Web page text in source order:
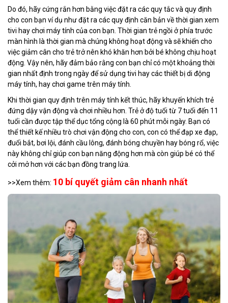
Do đó, hãy cứng rắn hơn bằng việc đặt ra các quy tắc và quy định
cho con bạn ví dụ như đặt ra các quy định căn bản về thời gian xem
tivi hay chơi máy tính của con bạn. Thời gian trẻ ngồi ở phía trước
màn hình là thời gian mà chúng không hoạt động và sẽ khiến cho
việc giảm cân cho trẻ trở nên khó khăn hơn bởi bé không chịu hoạt
động. Vậy nên, hãy đảm bảo rằng con bạn chỉ có một khoảng thời
gian nhất định trong ngày để sử dụng tivi hay các thiết bị di động
máy tính, hay chơi game trên máy tính.
Khi thời gian quy định trên máy tính kết thúc, hãy khuyến khích trẻ
đứng dậy vận động và chơi nhiều hơn. Trẻ ở độ tuổi từ 7 tuổi đến 11
tuổi cần được tập thể dục tổng cộng là 60 phút mỗi ngày. Bạn có
thể thiết kế nhiều trò chơi vận động cho con, con có thể đạp xe đạp,
đuổi bắt, bơi lội, đánh cầu lông, đánh bóng chuyền hay bóng rổ, việc
này không chỉ giúp con bạn năng động hơn mà còn giúp bé có thể
cởi mở hơn với các bạn đồng trang lứa.
>>Xem thêm: 10 bí quyết giảm cân nhanh nhất